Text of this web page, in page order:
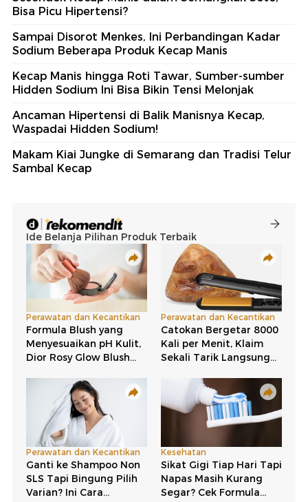
Bisa Picu Hipertensi?
Sampai Disorot Menkes, Ini Perbandingan Kadar
Sodium Beberapa Produk Kecap Manis
Kecap Manis hingga Roti Tawar, Sumber-sumber
Hidden Sodium Ini Bisa Bikin Tensi Melonjak
Ancaman Hipertensi di Balik Manisnya Kecap,
Waspadai Hidden Sodium!
Makam Kiai Jungke di Semarang dan Tradisi Telur
Sambal Kecap